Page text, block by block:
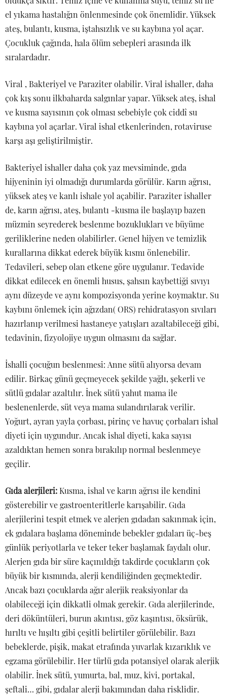
el yıkama hastalığın önlenmesinde çok önemlidir. Yüksek
ateş, bulantı, kusma, iştahsızlık ve su kaybına yol açar.
Çocukluk çağında, hala ölüm sebepleri arasında ilk
sıralardadır.
Viral , Bakteriyel ve Paraziter olabilir. Viral ishaller, daha
çok kış sonu ilkbaharda salgınlar yapar. Yüksek ateş, ishal
ve kusma sayısının çok olması sebebiyle çok ciddî su
kaybına yol açarlar. Viral ishal etkenlerinden, rotaviruse
karşı aşı geliştirilmiştir.
Bakteriyel ishaller daha çok yaz mevsiminde, gıda
hijyeninin iyi olmadığı durumlarda görülür. Karın ağrısı,
yüksek ateş ve kanlı ishale yol açabilir. Paraziter ishaller
de, karın ağrısı, ateş, bulantı -kusma ile başlayıp bazen
müzmin seyrederek beslenme bozuklukları ve büyüme
geriliklerine neden olabilirler. Genel hijyen ve temizlik
kurallarına dikkat ederek büyük kısmı önlenebilir.
Tedavileri, sebep olan etkene göre uygulanır. Tedavide
dikkat edilecek en önemli husus, şahsın kaybettiği sıvıyı
aynı düzeyde ve aynı kompozisyonda yerine koymaktır. Su
kaybını önlemek için ağızdan( ORS) rehidratasyon sıvıları
hazırlanıp verilmesi hastaneye yatışları azaltabileceği gibi,
tedavinin, fizyolojiye uygun olmasını da sağlar.
İshalli çocuğun beslenmesi: Anne sütü alıyorsa devam
edilir. Birkaç günü geçmeyecek şekilde yağlı, şekerli ve
sütlü gıdalar azaltılır. İnek sütü yahut mama ile
beslenenlerde, süt veya mama sulandırılarak verilir.
Yoğurt, ayran yayla çorbası, pirinç ve havuç çorbaları ishal
diyeti için uygundur. Ancak ishal diyeti, kaka sayısı
azaldıktan hemen sonra bırakılıp normal beslenmeye
geçilir.
Gıda alerjileri:Kusma, ishal ve karın ağrısı ile kendini
gösterebilir ve gastroenteritlerle karışabilir. Gıda
alerjilerini tespit etmek ve alerjen gıdadan sakınmak için,
ek gıdalara başlama döneminde bebekler gıdaları üç-beş
günlük periyotlarla ve teker teker başlamak faydalı olur.
Alerjen gıda bir süre kaçınıldığı takdirde çocukların çok
büyük bir kısmında, alerji kendiliğinden geçmektedir.
Ancak bazı çocuklarda ağır alerjik reaksiyonlar da
olabileceği için dikkatli olmak gerekir. Gıda alerjilerinde,
deri döküntüleri, burun akıntısı, göz kaşıntısı, öksürük,
hırıltı ve hışıltı gibi çeşitli belirtiler görülebilir. Bazı
bebeklerde, pişik, makat etrafında yuvarlak kızarıklık ve
egzama görülebilir. Her türlü gıda potansiyel olarak alerjik
olabilir. İnek sütü, yumurta, bal, muz, kivi, portakal,
şeftali… gibi, gıdalar alerji bakımından daha risklidir.